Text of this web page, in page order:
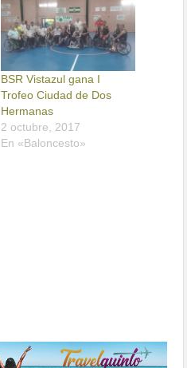
BSR Vistazul gana I
Trofeo Ciudad de Dos
Hermanas
2 octubre, 2017
En «Baloncesto»